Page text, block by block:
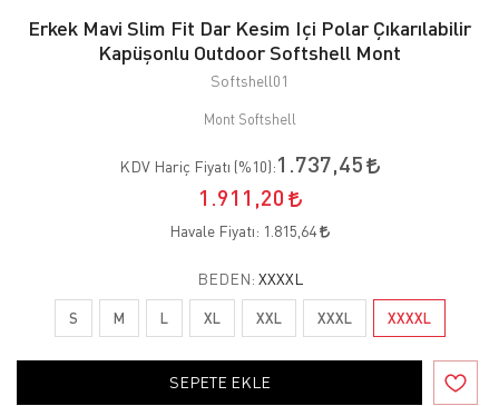
Erkek Mavi Slim Fit Dar Kesim Içi Polar Çıkarılabilir
Kapüşonlu Outdoor Softshell Mont
Softshell01
Mont Softshell
KDV Hariç Fiyatı (%10):1.737,45
1.911,20
Havale Fiyatı: 1.815,64
BEDEN: XXXXL
S M L XL XXL XXXL XXXXL
SEPETE EKLE